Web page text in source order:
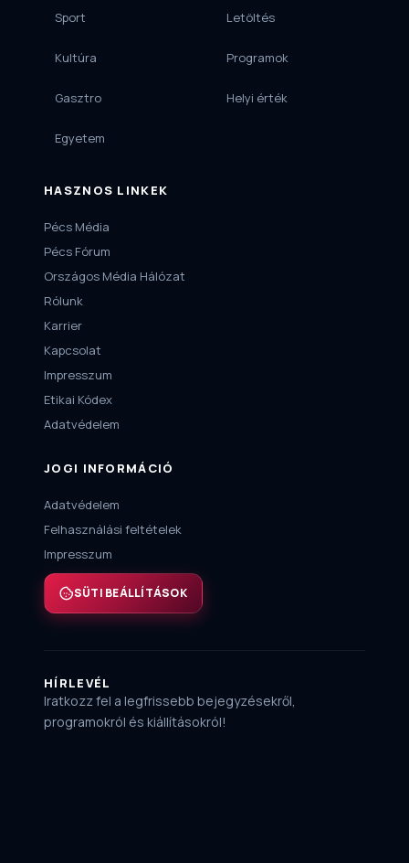
Sport
Kultúra
Gasztro
Egyetem
Letöltés
Programok
Helyi érték
HASZNOS LINKEK
Pécs Média
Pécs Fórum
Országos Média Hálózat
Rólunk
Karrier
Kapcsolat
Impresszum
Etikai Kódex
Adatvédelem
JOGI INFORMÁCIÓ
Adatvédelem
Felhasználási feltételek
Impresszum
SÜTI BEÁLLÍTÁSOK
HÍRLEVÉL
Iratkozz fel a legfrissebb bejegyzésekről,
programokról és kiállításokról!